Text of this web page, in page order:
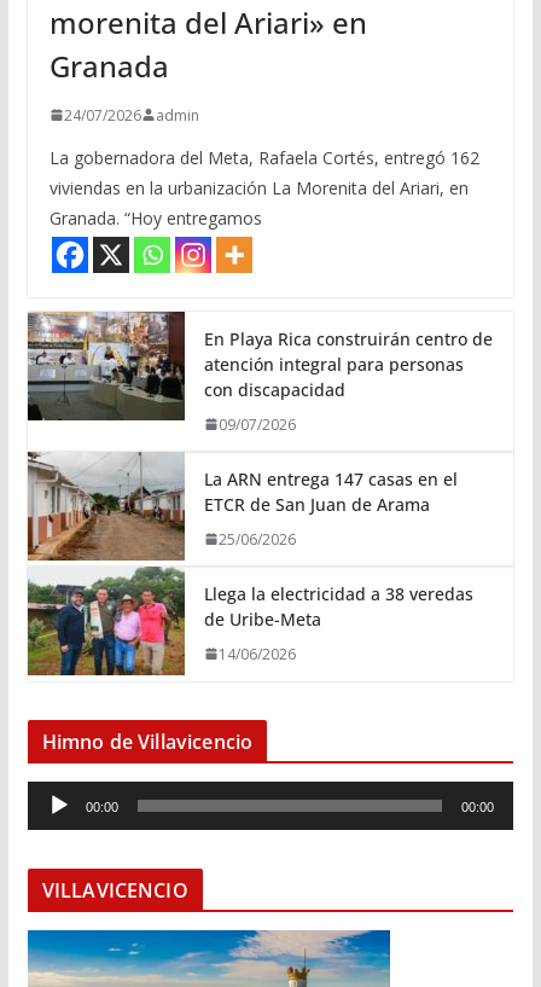
morenita del Ariari» en
Granada
24/07/2026 admin
La gobernadora del Meta, Rafaela Cortés, entregó 162
viviendas en la urbanización La Morenita del Ariari, en
Granada. “Hoy entregamos
En Playa Rica construirán centro de
atención integral para personas
con discapacidad
09/07/2026
La ARN entrega 147 casas en el
ETCR de San Juan de Arama
25/06/2026
Llega la electricidad a 38 veredas
de Uribe-Meta
14/06/2026
Himno de Villavicencio
e
o
d
u
00:00 00:00
VILLAVICENCIO